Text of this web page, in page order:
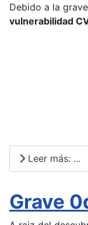
Debido a la
vulnerabilidad
Leer más: ...
Grave